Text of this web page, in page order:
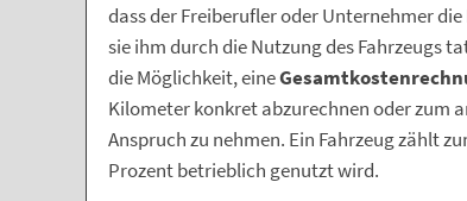
dass der Freiberufler oder Unternehmer
sie ihm durch die Nutzung des Fahrzeugs
die Möglichkeit, eine
Kilometer konkret abzurechnen oder zum
Anspruch zu nehmen. Ein Fahrzeug zählt
Prozent betrieblich genutzt wird.